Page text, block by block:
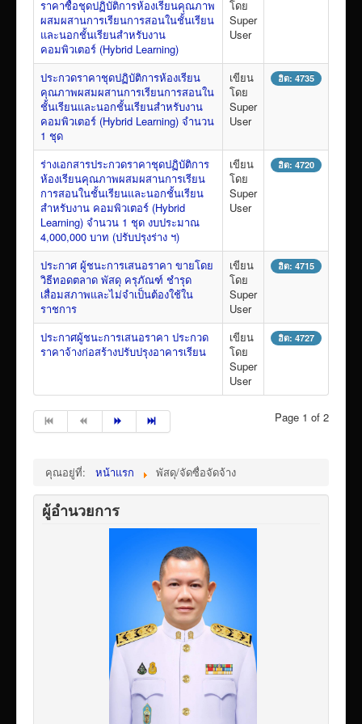
ราคาซื้อชุดปฏิบัติการห้องเรียนคุณภาพ
ผสมผสานการเรียนการสอนในชั้นเรียน
และนอกชั้นเรียนสำหรับงาน
คอมพิวเตอร์ (Hybrid Learning)
โดย
Super
User
ประกวดราคาชุดปฏิบัติการห้องเรียน
คุณภาพผสมผสานการเรียนการสอนใน
ชั้นเรียนและนอกชั้นเรียนสำหรับงาน
คอมพิวเตอร์ (Hybrid Learning) จำนวน
1 ชุด
เขียน
โดย
Super
User
ฮิต: 4735
ร่างเอกสารประกวดราคาชุดปฏิบัติการ
ห้องเรียนคุณภาพผสมผสานการเรียน
การสอนในชั้นเรียนและนอกชั้นเรียน
สำหรับงาน คอมพิวเตอร์ (Hybrid
Learning) จำนวน 1 ชุด งบประมาณ
4,000,000 บาท (ปรับปรุงร่าง ฯ)
เขียน
โดย
Super
User
ฮิต: 4720
ประกาศ ผู้ชนะการเสนอราคา ขายโดย
วิธีทอดตลาด พัสดุ ครุภัณฑ์ ชำรุด
เสื่อมสภาพและไม่จำเป็นต้องใช้ใน
ราชการ
เขียน
โดย
Super
User
ฮิต: 4715
ประกาศผู้ชนะการเสนอราคา ประกวด
ราคาจ้างก่อสร้างปรับปรุงอาคารเรียน
เขียน
โดย
Super
User
ฮิต: 4727
Page 1 of 2
คุณอยู่ที่: หน้าแรก พัสดุ/จัดซื่อจัดจ้าง
ผู้อำนวยการ